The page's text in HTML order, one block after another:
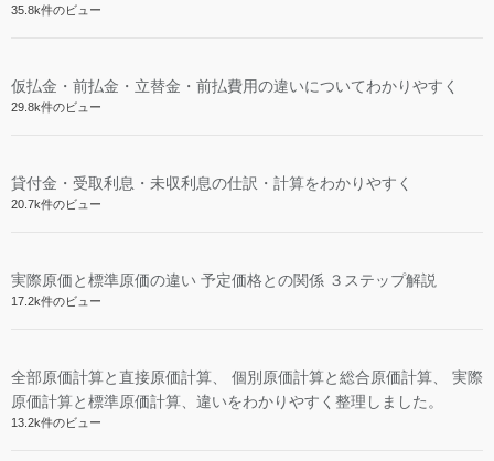
35.8k件のビュー
仮払金・前払金・立替金・前払費用の違いについてわかりやすく
29.8k件のビュー
貸付金・受取利息・未収利息の仕訳・計算をわかりやすく
20.7k件のビュー
実際原価と標準原価の違い 予定価格との関係 ３ステップ解説
17.2k件のビュー
全部原価計算と直接原価計算、 個別原価計算と総合原価計算、 実際
原価計算と標準原価計算、違いをわかりやすく整理しました。
13.2k件のビュー